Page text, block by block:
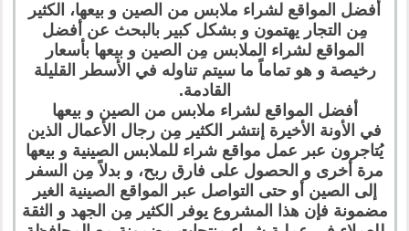
أفضل المواقع لشراء ملابس من الصين و بيعها، الكثير
مِن التجار يهتمون و بشكل كبير بالبحث عن أفضل
المواقع لشراء الملابس مِن الصين و بيعها بأسعار
رخيصة و هو تماماً ما سيتم تناوله في الأسطر القليلة
القادمة.
أفضل المواقع لشراء ملابس من الصين و بيعها
في الأونة الأخيرة إنتشر الكثير مِن رجال الأعمال الذين
يُتاجرون عبر عمل مواقع شراء للملابس الصينية و بيعها
مرة أخرى و الحصول على فارق ربح، و بدلاً مِن السفر
إلى الصين أو حتى التواصل عبر المواقع الصينية الغير
مضمونة فإن هذا المشروع يوفر الكثير مِن الجهد و الثقة